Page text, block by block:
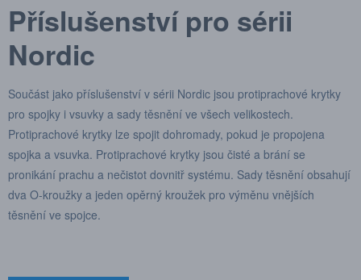
Příslušenství pro sérii
Nordic
Součást jako příslušenství v sérii Nordic jsou protiprachové krytky
pro spojky i vsuvky a sady těsnění ve všech velikostech.
Protiprachové krytky lze spojit dohromady, pokud je propojena
spojka a vsuvka. Protiprachové krytky jsou čisté a brání se
pronikání prachu a nečistot dovnitř systému. Sady těsnění obsahují
dva O-kroužky a jeden opěrný kroužek pro výměnu vnějších
těsnění ve spojce.